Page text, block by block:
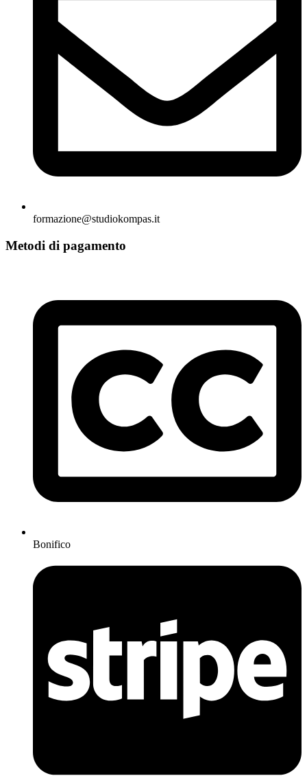
formazione@studiokompas.it
Metodi di pagamento
Bonifico